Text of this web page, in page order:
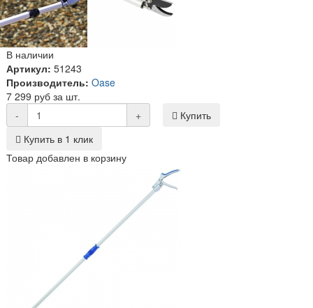
В наличии
Артикул: 51243
Производитель: Oase
7 299 руб за шт.
-
+
Купить
Купить в 1 клик
Товар добавлен в корзину